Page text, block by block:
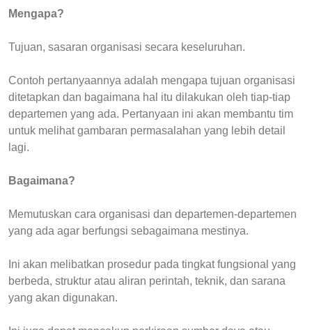
Mengapa?
Tujuan, sasaran organisasi secara keseluruhan.
Contoh pertanyaannya adalah mengapa tujuan organisasi
ditetapkan dan bagaimana hal itu dilakukan oleh tiap-tiap
departemen yang ada. Pertanyaan ini akan membantu tim
untuk melihat gambaran permasalahan yang lebih detail
lagi.
Bagaimana?
Memutuskan cara organisasi dan departemen-departemen
yang ada agar berfungsi sebagaimana mestinya.
Ini akan melibatkan prosedur pada tingkat fungsional yang
berbeda, struktur atau aliran perintah, teknik, dan sarana
yang akan digunakan.